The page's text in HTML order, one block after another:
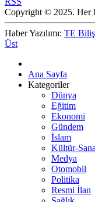
Copyright © 2025. Her
Haber Yazılımı: TE
Üst
Ana Sayfa
Kategoriler
Dünya
Eğitim
Ekonomi
Gündem
İslam
Kültür-
Medya
Otomobil
Politika
Resmi İlan